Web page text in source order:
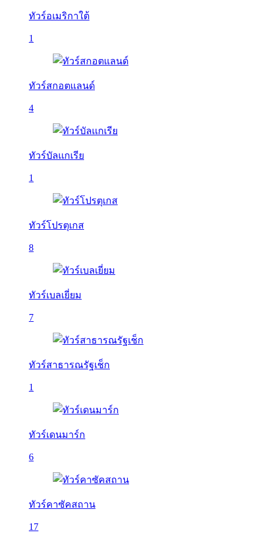
ทัวร์อเมริกาใต้
1
ทัวร์สกอตแลนด์
4
ทัวร์บัลเเกเรีย
1
ทัวร์โปรตุเกส
8
ทัวร์เบลเยี่ยม
7
ทัวร์สาธารณรัฐเช็ก
1
ทัวร์เดนมาร์ก
6
ทัวร์คาซัคสถาน
17